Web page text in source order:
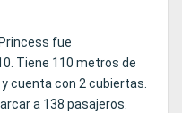
fue
Tiene 110 metros de
cuenta con 2 cubiertas.
a 138 pasajeros.